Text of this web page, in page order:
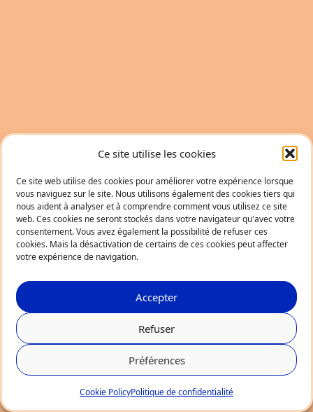
Ce site utilise les cookies
Ce site web utilise des cookies pour améliorer votre expérience lorsque
vous naviguez sur le site. Nous utilisons également des cookies tiers qui
nous aident à analyser et à comprendre comment vous utilisez ce site
web. Ces cookies ne seront stockés dans votre navigateur qu'avec votre
consentement. Vous avez également la possibilité de refuser ces
cookies. Mais la désactivation de certains de ces cookies peut affecter
votre expérience de navigation.
Accepter
Refuser
Préférences
Cookie PolicyPolitique de confidentialité